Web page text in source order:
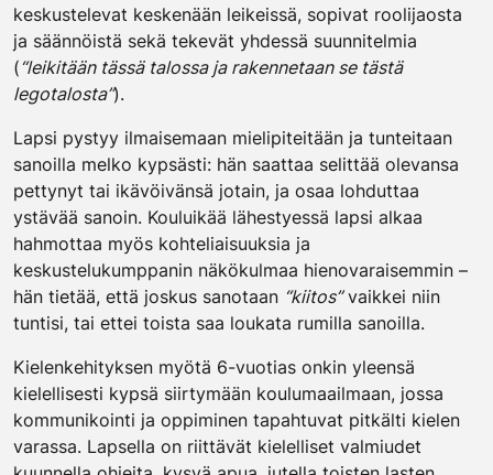
keskustelevat keskenään leikeissä, sopivat roolijaosta
ja säännöistä sekä tekevät yhdessä suunnitelmia
(“leikitään tässä talossa ja rakennetaan se tästä
legotalosta”).
Lapsi pystyy ilmaisemaan mielipiteitään ja tunteitaan
sanoilla melko kypsästi: hän saattaa selittää olevansa
pettynyt tai ikävöivänsä jotain, ja osaa lohduttaa
ystävää sanoin. Kouluikää lähestyessä lapsi alkaa
hahmottaa myös kohteliaisuuksia ja
keskustelukumppanin näkökulmaa hienovaraisemmin –
hän tietää, että joskus sanotaan “kiitos”vaikkei niin
tuntisi, tai ettei toista saa loukata rumilla sanoilla.
Kielenkehityksen myötä 6-vuotias onkin yleensä
kielellisesti kypsä siirtymään koulumaailmaan, jossa
kommunikointi ja oppiminen tapahtuvat pitkälti kielen
varassa. Lapsella on riittävät kielelliset valmiudet